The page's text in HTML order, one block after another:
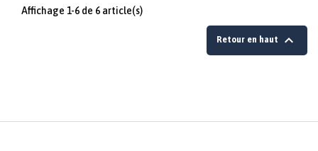
Affichage 1-6 de 6 article(s)
Retour en haut 